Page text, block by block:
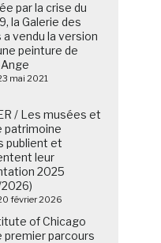
par la crise du
la Galerie des
vendu la version
peinture de
mai 2021
/ Les musées et
patrimoine
publient et
leur
2025
février 2026
of Chicago
premier parcours